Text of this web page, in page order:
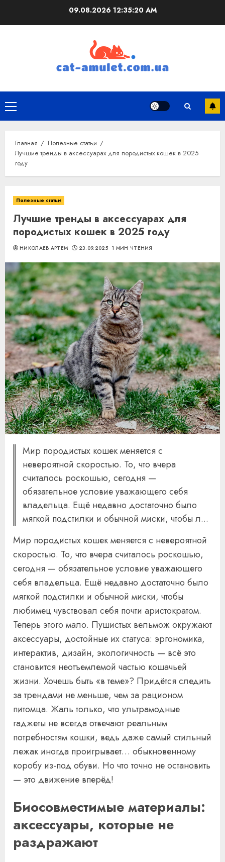
09.08.202612:35:21 AM
Основное
меню
Главная
Полезные статьи
Лучшие тренды в аксессуарах для породистых кошек в 2025
году
Полезные статьи
Лучшие тренды в аксессуарах для
породистых кошек в 2025 году
НИКОЛАЕВ АРТЕМ 23.09.2025 1 МИН ЧТЕНИЯ
Мир породистых кошек меняется с
невероятной скоростью. То, что вчера
считалось роскошью, сегодня —
обязательное условие уважающего себя
владельца. Ещё недавно достаточно было
мягкой подстилки и обычной миски, чтобы л...
Мир породистых кошек меняется с невероятной
скоростью. То, что вчера считалось роскошью,
сегодня — обязательное условие уважающего
себя владельца. Ещё недавно достаточно было
мягкой подстилки и обычной миски, чтобы
любимец чувствовал себя почти аристократом.
Теперь этого мало. Пушистых вельмож окружают
аксессуары, достойные их статуса: эргономика,
интерактив, дизайн, экологичность — всё это
становится неотъемлемой частью кошачьей
жизни. Хочешь быть «в теме»? Придётся следить
за трендами не меньше, чем за рационом
питомца. Жаль только, что ультрамодные
гаджеты не всегда отвечают реальным
потребностям кошки, ведь даже самый стильный
лежак иногда проигрывает… обыкновенному
коробу из-под обуви. Но что точно не остановить
— это движение вперёд!
Биосовместимые материалы:
аксессуары, которые не
раздражают